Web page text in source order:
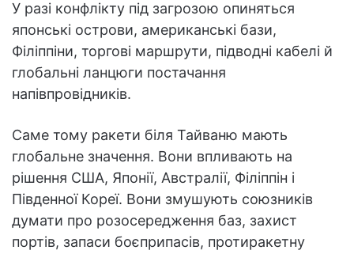
У разі конфлікту під загрозою опиняться
японські острови, американські бази,
Філіппіни, торгові маршрути, підводні кабелі й
глобальні ланцюги постачання
напівпровідників.
Саме тому ракети біля Тайваню мають
глобальне значення. Вони впливають на
рішення США, Японії, Австралії, Філіппін і
Південної Кореї. Вони змушують союзників
думати про розосередження баз, захист
портів, запаси боєприпасів, протиракетну